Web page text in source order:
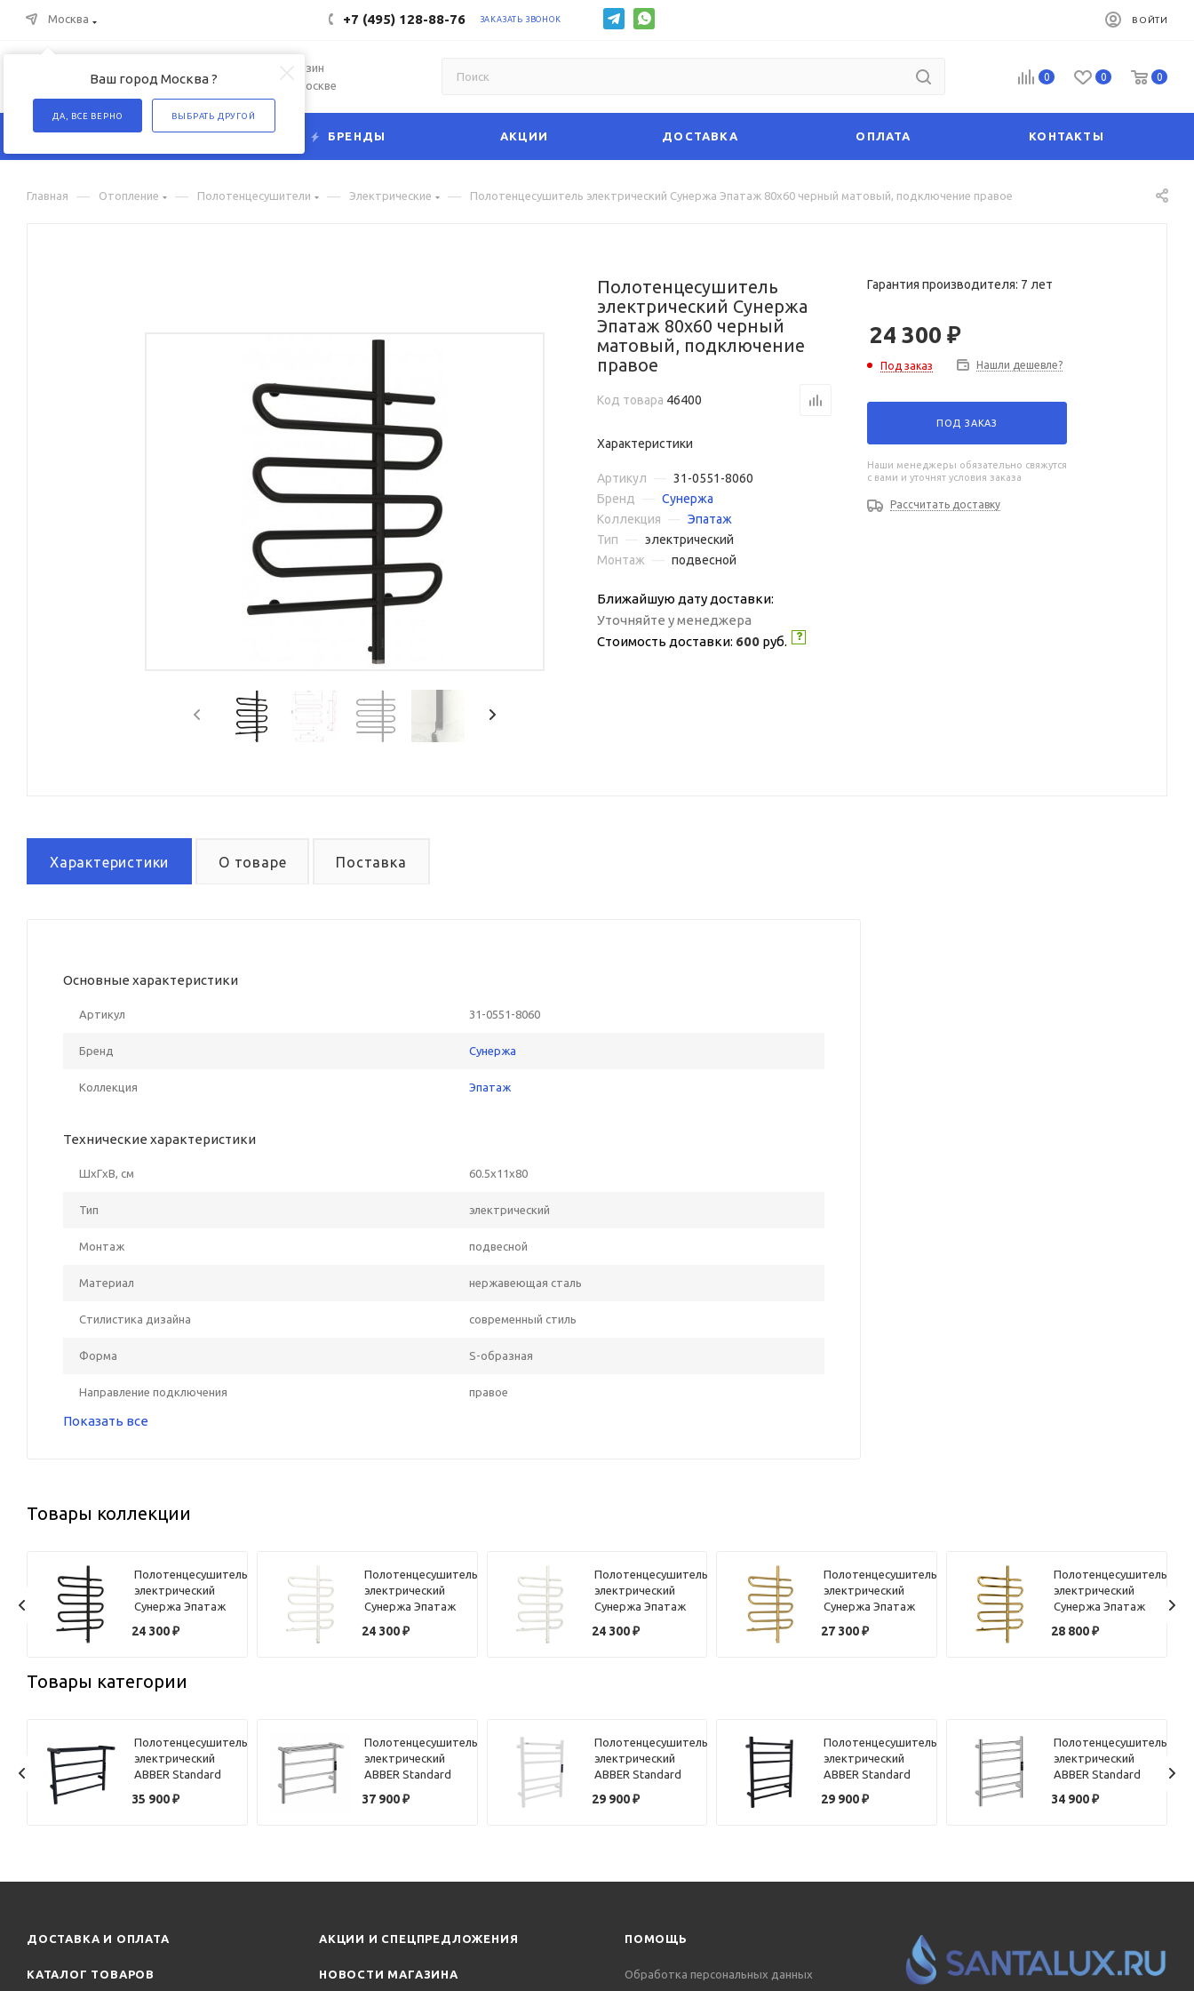
Москва
Ваш город Москва ?
ДА, ВСЕ ВЕРНО ВЫБРАТЬ ДРУГОЙ
+7 (495) 128-88-76 ЗАКАЗАТЬ ЗВОНОК ВОЙТИ
Интернет-магазин
сантехники в Москве
0 0 0
КАТАЛОГ БРЕНДЫ АКЦИИ ДОСТАВКА ОПЛАТА КОНТАКТЫ
Главная — Отопление — Полотенцесушители — Электрические — Полотенцесушитель электрический Сунержа Эпатаж 80х60 черный матовый, подключение правое
Полотенцесушитель
электрический Сунержа
Эпатаж 80х60 черный
матовый, подключение
правое
Код товара 46400
Характеристики
Артикул
31-0551-8060
Бренд
Сунержа
Коллекция
Эпатаж
Тип
электрический
Монтаж
подвесной
Ближайшую дату доставки:
Уточняйте у менеджера
Стоимость доставки: 600 руб.
Гарантия производителя: 7 лет
24 300 ₽
Под заказ Нашли дешевле?
ПОД ЗАКАЗ
Наши менеджеры обязательно свяжутся
с вами и уточнят условия заказа
Рассчитать доставку
Характеристики О товаре Поставка
Основные характеристики
Артикул 31-0551-8060
Бренд Сунержа
Коллекция Эпатаж
Технические характеристики
ШxГxВ, см 60.5x11x80
Тип электрический
Монтаж подвесной
Материал нержавеющая сталь
Стилистика дизайна современный стиль
Форма S-образная
Направление подключения правое
Показать все
Товары коллекции
Полотенцесушитель
электрический
Сунержа Эпатаж
матовый,
24 300₽
Полотенцесушитель
электрический
Сунержа Эпатаж
матовый,
24 300₽
Полотенцесушитель
электрический
Сунержа Эпатаж
подключение
24 300₽
Полотенцесушитель
электрический
Сунержа Эпатаж
матовое,
27 300₽
Полотенцесушитель
электрический
Сунержа Эпатаж
подключение
28 800₽
Товары категории
Полотенцесушитель
электрический
ABBER Standard
матовый
35 900₽
Полотенцесушитель
электрический
ABBER Standard
37 900₽
Полотенцесушитель
электрический
ABBER Standard
матовый
29 900₽
Полотенцесушитель
электрический
ABBER Standard
матовый
29 900₽
Полотенцесушитель
электрический
ABBER Standard
34 900₽
ДОСТАВКА И ОПЛАТА
КАТАЛОГ ТОВАРОВ
АКЦИИ И СПЕЦПРЕДЛОЖЕНИЯ
НОВОСТИ МАГАЗИНА
ПОМОЩЬ
Обработка персональных данных